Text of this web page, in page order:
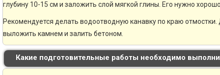
глубину 10-15 см и заложить слой мягкой глины. Его нужно
Рекомендуется делать водоотводную канавку по краю
выложить камнем и залить бетоном.
Какие подготовительные работы необходимо